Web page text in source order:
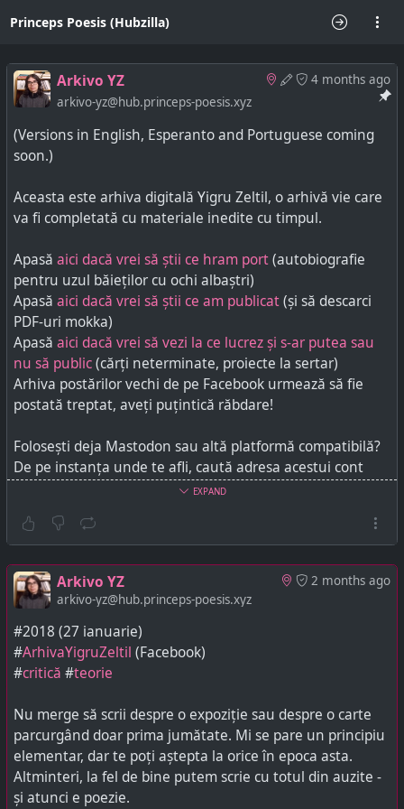
Princeps Poesis (Hubzilla)
4 months ago
Arkivo YZ
arkivo-yz@hub.princeps-poesis.xyz
(Versions in English, Esperanto and Portuguese coming
soon.)
Aceasta este arhiva digitală Yigru Zeltil, o arhivă vie care
va fi completată cu materiale inedite cu timpul.
Apasă aici dacă vrei să știi ce hram port(autobiografie
pentru uzul băieților cu ochi albaștri)
Apasă aici dacă vrei să știi ce am publicat(și să descarci
PDF-uri mokka)
Apasă aici dacă vrei să vezi la ce lucrez și s-ar putea sau
nu să public(cărți neterminate, proiecte la sertar)
Arhiva postărilor vechi de pe Facebook urmează să fie
postată treptat, aveți puțintică răbdare!
Folosești deja Mastodon sau altă platformă compatibilă?
De pe instanța unde te afli, caută adresa acestui cont
arkivo-yz@hub.princeps-poesis.xyz
postările viitoare îți vor apărea acolo - postările mai vechi
va trebui să le accesezi direct prin site-ul meu,
hub.princeps-poesis.xyz.
Arkivo YZ and Princeps Poesis may occasionally post material that, according to
somehow objects, contact Y.Z., who will oblige and delete.
EXPAND
2 months ago
Arkivo YZ
arkivo-yz@hub.princeps-poesis.xyz
#2018 (27 ianuarie)
#ArhivaYigruZeltil (Facebook)
#critică #teorie
Nu merge să scrii despre o expoziție sau despre o carte
parcurgând doar prima jumătate. Mi se pare un principiu
elementar, dar te poți aștepta la orice în epoca asta.
Altminteri, la fel de bine putem scrie cu totul din auzite -
și atunci e poezie.